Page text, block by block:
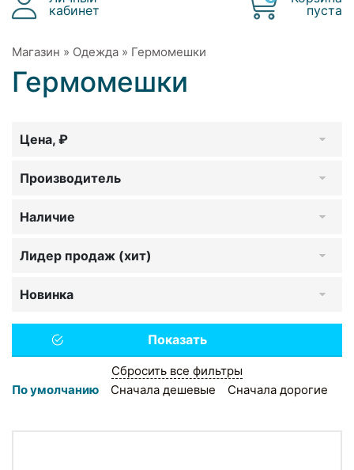
кабинет
пуста
Магазин » Одежда » Гермомешки
Гермомешки
Цена, ₽
Производитель
Наличие
Лидер продаж (хит)
Новинка
Сбросить все фильтры
По умолчанию
Сначала дешевые Сначала дорогие